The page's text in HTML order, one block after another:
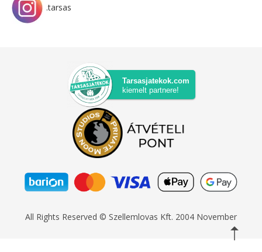
.tarsas
Tarsasjatekok.com
kiemelt partnere!
All Rights Reserved © Szellemlovas Kft. 2004 November